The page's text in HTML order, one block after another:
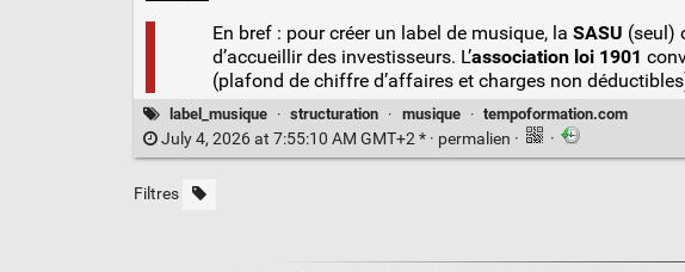
En bref : pour créer un label de musique, la SASU (seul)
d’accueillir des investisseurs. L’association loi 1901
(plafond de chiffre d’affaires et charges non
label_musique · structuration · musique · tempoformation.com
July 4, 2026 at 7:55:10 AM GMT+2 * · permalien · ·
Filtres